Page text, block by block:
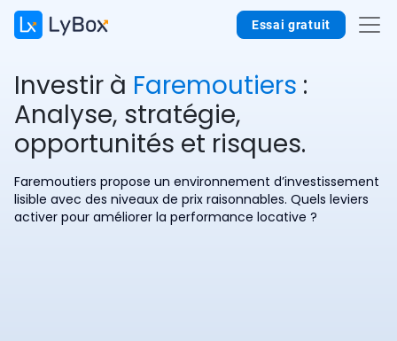
Essai gratuit
Investir à Faremoutiers :
Analyse, stratégie,
opportunités et risques.
Faremoutiers propose un environnement d’investissement
lisible avec des niveaux de prix raisonnables. Quels leviers
activer pour améliorer la performance locative ?